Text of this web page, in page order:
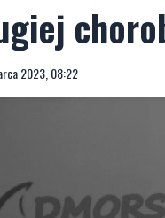
2023, 08:22